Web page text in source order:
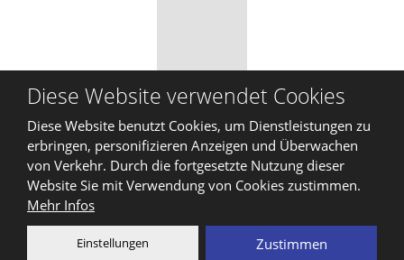
© 2026, DARO HANDEL, s.r.o.
Sitemap|Privatleben
ERSTELLT VON
Diese Website ist durch reCAPTCHA geschützt und es gelten die
Datenschutzbestimmungen
Nutzungsbedingungen
Diese Website verwendet Cookies
Diese Website benutzt Cookies, um Dienstleistungen zu
erbringen, personifizieren Anzeigen und Überwachen
von Verkehr. Durch die fortgesetzte Nutzung dieser
Website Sie mit Verwendung von Cookies zustimmen.
Mehr Infos
Einstellungen Zustimmen